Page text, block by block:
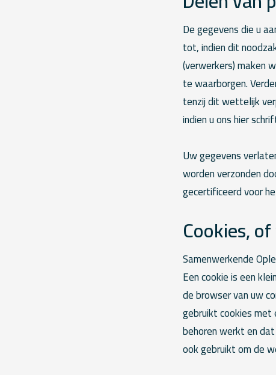
De gegevens die u
tot, indien dit
(verwerkers) maken
te waarborgen.
tenzij dit wettelijk
indien u ons hier
Uw gegevens
worden verzonden
gecertificeerd voor
Cookies,
Samenwerkende
Een cookie is een
de browser van uw
gebruikt cookies
behoren werkt en
ook gebruikt om de